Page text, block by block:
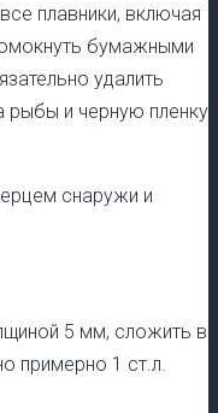
плавники, включая
бумажными
удалить
рыбы и черную пленку
снаружи и
5 мм, сложить в
примерно 1 ст.л.